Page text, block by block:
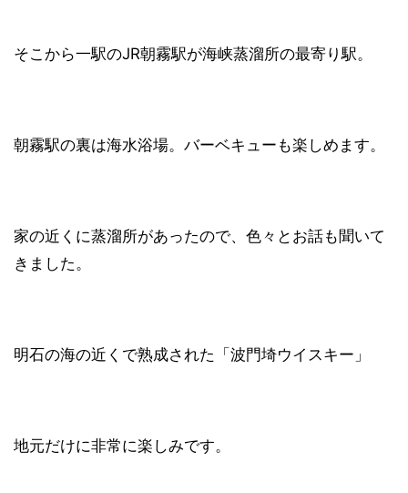
そこから一駅のJR朝霧駅が海峡蒸溜所の最寄り駅。
朝霧駅の裏は海水浴場。バーベキューも楽しめます。
家の近くに蒸溜所があったので、色々とお話も聞いて
きました。
明石の海の近くで熟成された「波門埼ウイスキー」
地元だけに非常に楽しみです。